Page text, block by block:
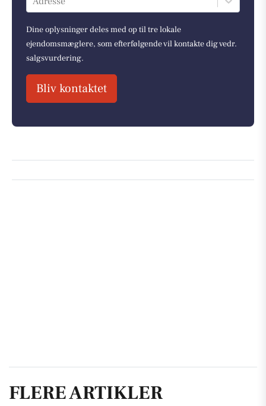
Dine oplysninger deles med op til tre lokale
ejendomsmæglere, som efterfølgende vil kontakte dig vedr.
salgsvurdering.
Bliv kontaktet
FLERE ARTIKLER